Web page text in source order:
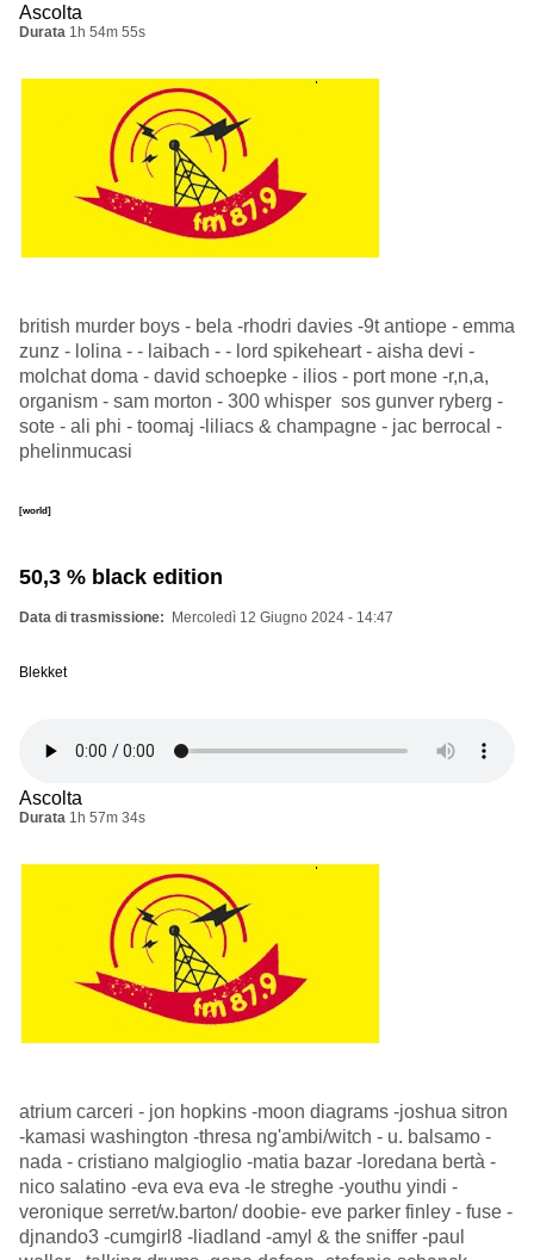
Ascolta
Durata 1h 54m 55s
british murder boys - bela -rhodri davies -9t antiope - emma
zunz - lolina - - laibach - - lord spikeheart - aisha devi -
molchat doma - david schoepke - ilios - port mone -r,n,a,
organism - sam morton - 300 whisper sos gunver ryberg -
sote - ali phi - toomaj -liliacs & champagne - jac berrocal -
phelinmucasi
[world]
50,3 % black edition
Data di trasmissione Mercoledì 12 Giugno 2024 - 14:47
Blekket
Ascolta
Durata 1h 57m 34s
atrium carceri - jon hopkins -moon diagrams -joshua sitron
-kamasi washington -thresa ng'ambi/witch - u. balsamo -
nada - cristiano malgioglio -matia bazar -loredana bertà -
nico salatino -eva eva eva -le streghe -youthu yindi -
veronique serret/w.barton/ doobie- eve parker finley - fuse -
djnando3 -cumgirl8 -liadland -amyl & the sniffer -paul